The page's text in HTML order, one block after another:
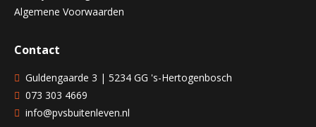
Algemene Voorwaarden
Contact
Guldengaarde 3 | 5234 GG 's-Hertogenbosch
073 303 4669
info@pvsbuitenleven.nl